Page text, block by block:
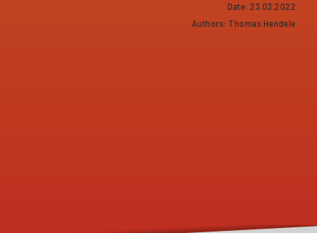
Date: 23.03.2022
Authors: Thomas Hendele